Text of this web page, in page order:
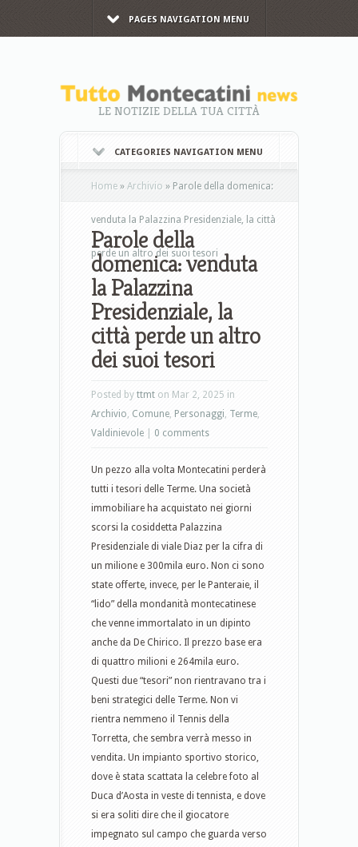
PAGES NAVIGATION MENU
LE NOTIZIE DELLA TUA CITTÀ
CATEGORIES NAVIGATION MENU
Home » Archivio » Parole della domenica:
venduta la Palazzina Presidenziale, la città
perde un altro dei suoi tesori
Parole della
domenica: venduta
la Palazzina
Presidenziale, la
città perde un altro
dei suoi tesori
Posted by ttmt on Mar 2, 2025 in
Archivio, Comune, Personaggi, Terme,
Valdinievole
0 comments
Un pezzo alla volta Montecatini perderà
tutti i tesori delle Terme. Una società
immobiliare ha acquistato nei giorni
scorsi la cosiddetta Palazzina
Presidenziale di viale Diaz per la cifra di
un milione e 300mila euro. Non ci sono
state offerte, invece, per le Panteraie, il
“lido” della mondanità montecatinese
che venne immortalato in un dipinto
anche da De Chirico. Il prezzo base era
di quattro milioni e 264mila euro.
Questi due “tesori” non rientravano tra i
beni strategici delle Terme. Non vi
rientra nemmeno il Tennis della
Torretta, che sembra verrà messo in
vendita. Un impianto sportivo storico,
dove è stata scattata la celebre foto al
Duca d’Aosta in veste di tennista, e dove
si era soliti dire che il giocatore
impegnato sul campo che guarda verso